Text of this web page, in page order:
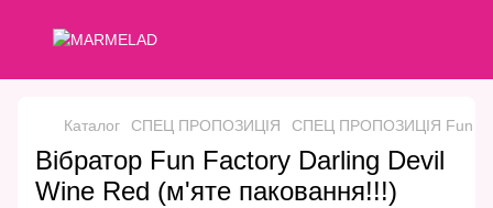
Каталог СПЕЦ ПРОПОЗИЦІЯ СПЕЦ ПРОПОЗИЦІЯ Fun
Вібратор Fun Factory Darling Devil
Wine Red (м'яте паковання!!!)